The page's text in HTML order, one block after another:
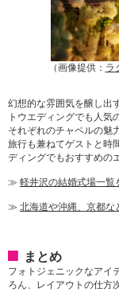
（画像提供： ラ
幻想的な雰囲気を醸し出
トウエディングでも人気
それぞれのチャペルの魅
旅行も兼ねてゲストと時
ディングでもおすすめの
≫ 軽井沢の結婚式場一覧
≫ 北海道や沖縄、京都な
まとめ
フォトジェニックなアイ
ろん、レイアウトの仕方